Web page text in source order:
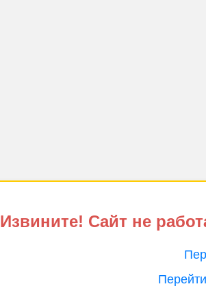
Извините! Сайт не